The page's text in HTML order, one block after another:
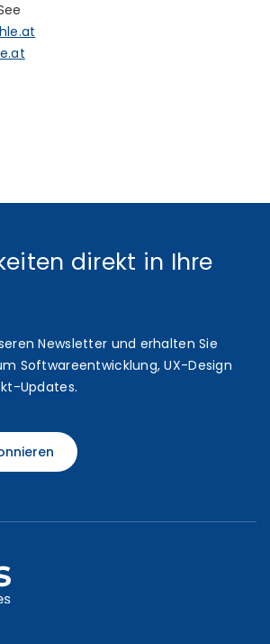
direkt in Ihre
Newsletter und erhalten Sie
Softwareentwicklung, UX-Design
Updates.